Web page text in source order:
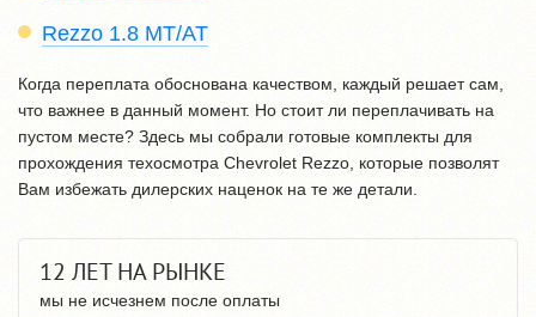
Rezzo 1.8 MT/AT
Когда переплата обоснована качеством, каждый решает сам,
что важнее в данный момент. Но стоит ли переплачивать на
пустом месте? Здесь мы собрали готовые комплекты для
прохождения техосмотра Chevrolet Rezzo, которые позволят
Вам избежать дилерских наценок на те же детали.
12 ЛЕТ НА РЫНКЕ
мы не исчезнем после оплаты